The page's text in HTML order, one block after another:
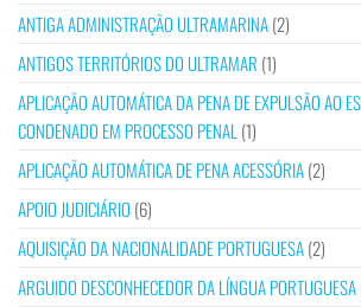
ANTIGA ADMINISTRAÇÃO ULTRAMARINA(2)
ANTIGOS TERRITÓRIOS DO ULTRAMAR (1)
APLICAÇÃO AUTOMÁTICA DA PENA DE EXPULSÃO AO
CONDENADO EM PROCESSO PENAL (1)
APLICAÇÃO AUTOMÁTICA DE PENA ACESSÓRIA(2)
APOIO JUDICIÁRIO (6)
AQUISIÇÃO DA NACIONALIDADE PORTUGUESA(2)
ARGUIDO DESCONHECEDOR DA LÍNGUA PORTUGUESA